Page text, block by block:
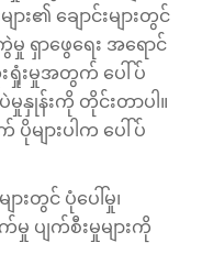
း၏ ချောင်းများတွင်
မှု ရှာဖွေရေး အရောင်
းရှုံးမှုအတွက် ပေါ်ပ်
မှုနှုန်းကို တိုင်းတာပါ။
များပါက ပေါ်ပ်
ားတွင် ပုံပေါ်မှု၊
ပျက်စီးမှုများကို